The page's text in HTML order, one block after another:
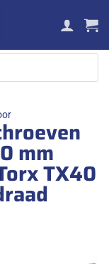
mm
TX40